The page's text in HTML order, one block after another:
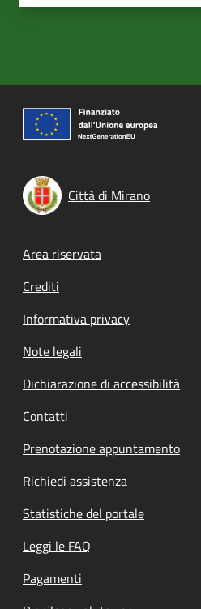
Città di Mirano
Footer menu
Area riservata
Crediti
Informativa privacy
Note legali
Dichiarazione di accessibilità
Contatti
Prenotazione appuntamento
Richiedi assistenza
Statistiche del portale
Leggi le FAQ
Pagamenti